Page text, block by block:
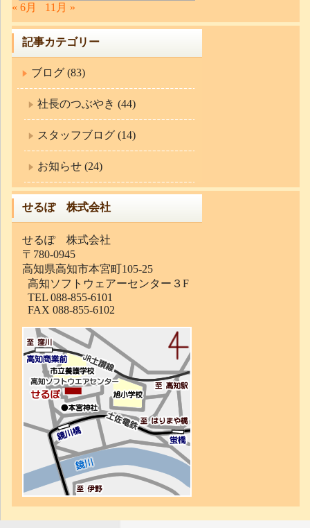
« 6月
11月 »
記事カテゴリー
ブログ (83)
社長のつぶやき (44)
スタッフブログ (14)
お知らせ (24)
せるぽ 株式会社
せるぽ 株式会社
〒780-0945
高知県高知市本宮町105-25
高知ソフトウェアーセンター３F
TEL 088-855-6101
FAX 088-855-6102